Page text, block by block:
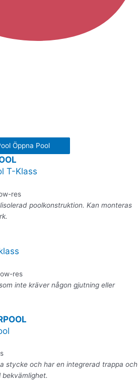
Öppna Pool
T-Klass
poolkonstruktion. Kan monteras
inte kräver någon gjutning eller
stycke och har en integrerad trappa och